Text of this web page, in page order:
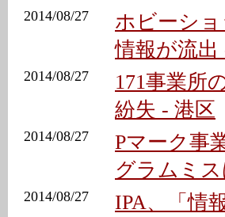
2014/08/27
ホビーシ
情報が流
2014/08/27
171事業所
紛失 - 港区
2014/08/27
Pマーク事
グラムミ
2014/08/27
IPA、「情